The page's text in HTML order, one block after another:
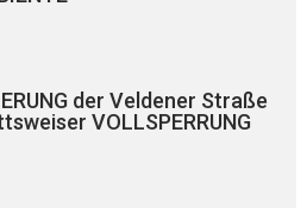
der Veldener Straße
VOLLSPERRUNG